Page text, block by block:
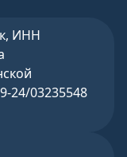
ИНН
24/03235548